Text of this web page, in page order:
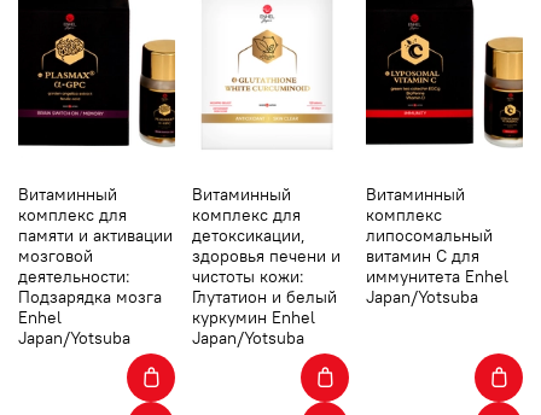
Витаминный
комплекс для
памяти и активации
мозговой
деятельности:
Подзарядка мозга
Enhel
Japan/Yotsuba
Витаминный
комплекс для
детоксикации,
здоровья печени и
чистоты кожи:
Глутатион и белый
куркумин Enhel
Japan/Yotsuba
Витаминный
комплекс
липосомальный
витамин С для
иммунитета Enhel
Japan/Yotsuba